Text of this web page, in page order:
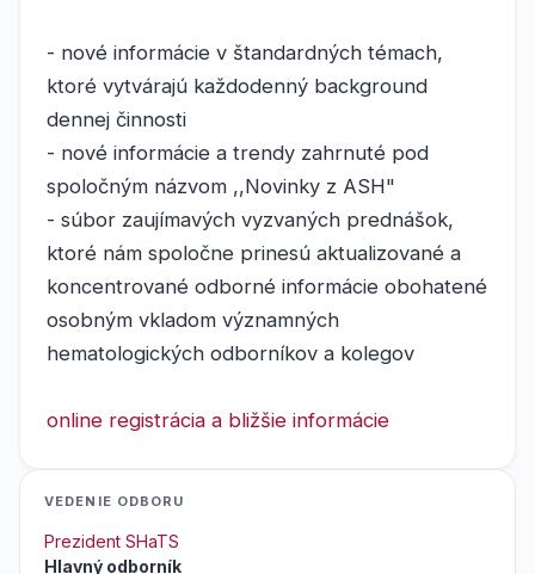
- nové informácie v štandardných témach,
ktoré vytvárajú každodenný background
dennej činnosti
- nové informácie a trendy zahrnuté pod
spoločným názvom ,,Novinky z ASH"
- súbor zaujímavých vyzvaných prednášok,
ktoré nám spoločne prinesú aktualizované a
koncentrované odborné informácie obohatené
osobným vkladom významných
hematologických odborníkov a kolegov
online registrácia a bližšie informácie
VEDENIE ODBORU
Prezident SHaTS
Hlavný odborník